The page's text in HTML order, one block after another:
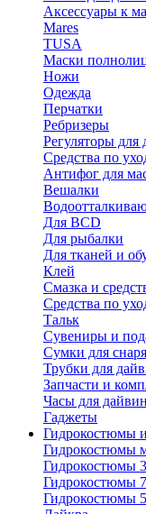
Аксессуары к
Mares
TUSA
Маски
Ножи
Одежда
Перчатки
Ребризеры
Регуляторы
Средства по
Антифог для
Вешалки
Для BCD
Для рыбалки
Для тканей и
Клей
Смазка и
Средства по
Тальк
Сувениры и
Сумки для
Трубки для
Запчасти и
Часы для
Гаджеты
Гидрокостюмы
Гидрокостюмы
Гидрокостюмы
Гидрокостюмы
Гидрокостюмы